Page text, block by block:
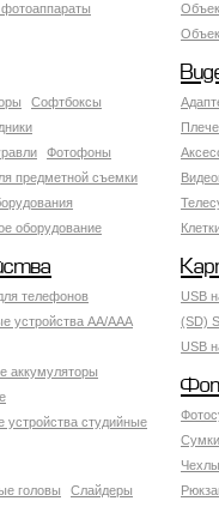
фотоаппараты
Софтбоксы
Фотофоны
предметной съемки
оборудование
телефонов
устройства AA/AAA
аккумуляторы
устройства студийные
USB
(SD)
USB
головы
Слайдеры